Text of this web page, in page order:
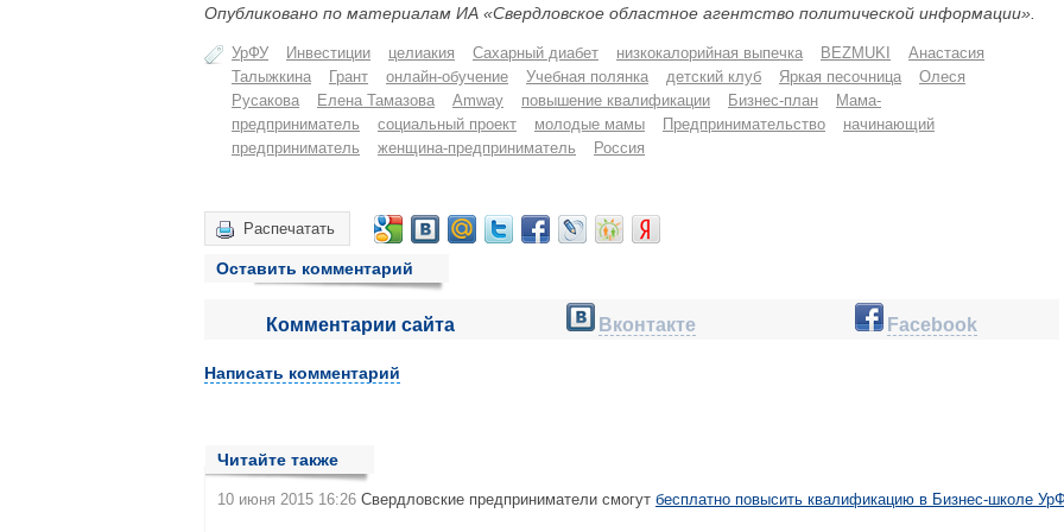
Опубликовано по материалам ИА «Свердловское областное агентство политической информации».
УрФУ Инвестиции целиакия Сахарный диабет низкокалорийная выпечка BEZMUKI
Анастасия
Талыжкина
Грант онлайн-обучение Учебная полянка детский клуб Яркая песочница
Олеся
Русакова
Елена Тамазова Amway повышение квалификации Бизнес-план
Мама-
предприниматель
социальный проект молодые мамы Предпринимательство
начинающий
предприниматель
женщина-предприниматель Россия
Распечатать
Оставить комментарий
Комментарии сайта Вконтакте Facebook
Написать комментарий
Читайте также
10 июня 2015 16:26 Свердловские предприниматели смогут бесплатно повысить квалификацию в Бизнес-школе